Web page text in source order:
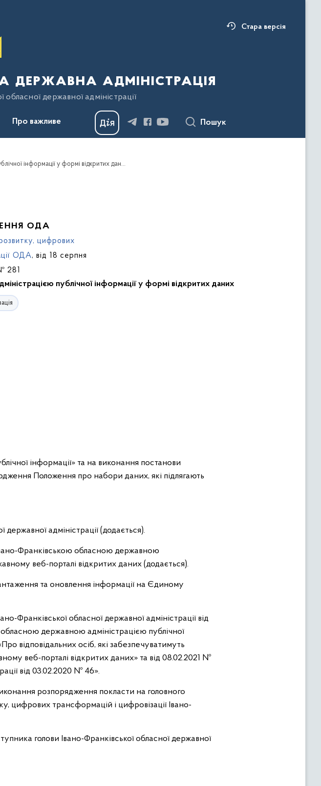
Стара версія
державна адміністрація
державної адміністрації
Про важливе Пошук
Про оприлюднення Івано-Франківською обласною державною адміністрацією публічної інформації у формі відкритих даних
ОДА
цифрових
ОДА, від 18 серпня
281
публічної інформації у формі відкритих даних
інформації» та на виконання постанови
Положення про набори даних, які підлягають
державної адміністрації (додається).
Франківською обласною державною
веб-порталі відкритих даних (додається).
та оновлення інформації на Єдиному
Франківської обласної державної адміністрації від
державною адміністрацією публічної
відповідальних осіб, які забезпечуватимуть
веб-порталі відкритих даних» та від 08.02.2021 №
від 03.02.2020 № 46».
розпорядження покласти на головного
цифрових трансформацій і цифровізації Івано-
голови Івано-Франківської обласної державної